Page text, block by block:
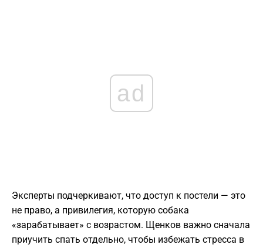
ad
Эксперты подчеркивают, что доступ к постели — это
не право, а привилегия, которую собака
«зарабатывает» с возрастом. Щенков важно сначала
приучить спать отдельно, чтобы избежать стресса в